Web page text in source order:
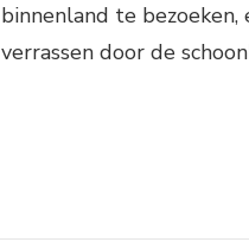
binnenland te
verrassen door de